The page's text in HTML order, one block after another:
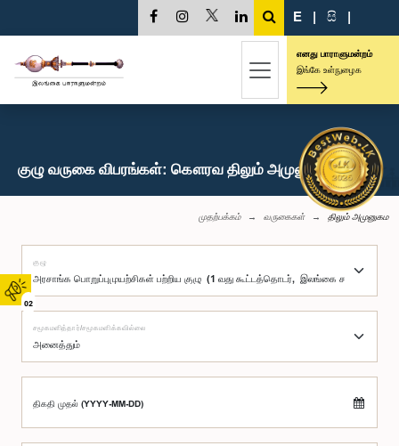
02
E | සි |
எனது பாராளுமன்றம்
இங்கே உள்நுழைக
குழு வருகை விபரங்கள்: கௌரவ திலும் அமுனுகம, பா.உ.
முதற்பக்கம் வருகைகள் திலும் அமுனுகம
குழு
சமூகமளித்தார்/சமூகமளிக்கவில்லை
திகதி முதல் (YYYY-MM-DD)